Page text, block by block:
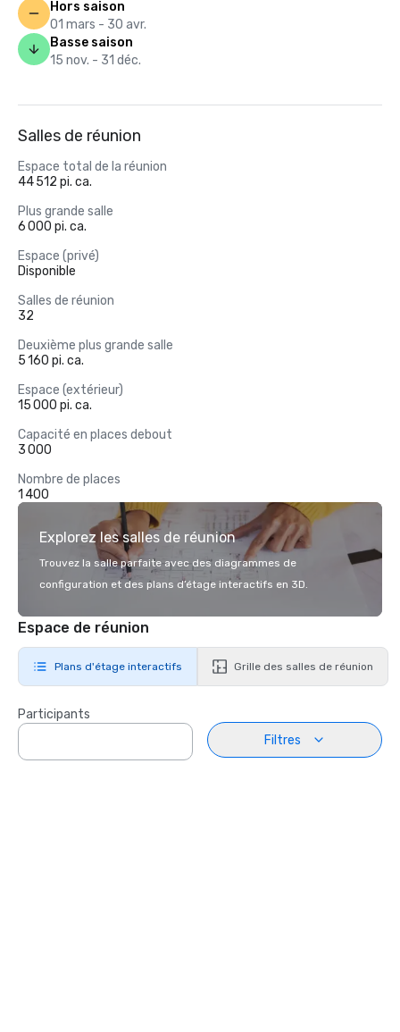
Hors saison
01 mars - 30 avr.
Basse saison
15 nov. - 31 déc.
Salles de réunion
Espace total de la réunion
44 512 pi. ca.
Plus grande salle
6 000 pi. ca.
Espace (privé)
Disponible
Salles de réunion
32
Deuxième plus grande salle
5 160 pi. ca.
Espace (extérieur)
15 000 pi. ca.
Capacité en places debout
3 000
Nombre de places
1 400
Explorez les salles de réunion
Trouvez la salle parfaite avec des diagrammes de
configuration et des plans d’étage interactifs en 3D.
Espace de réunion
Plans d'étage interactifs Grille des salles de réunion
Participants
Filtres